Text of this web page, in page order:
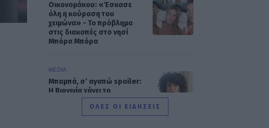
Οικονομάκου: «Έσκασε
όλη η κούραση του
χειμώνα» - Το πρόβλημα
στις διακοπές στο νησί
Μπόρα Μπόρα
MEDIA
Μπαμπά, σ’ αγαπώ spoiler:
Η Βιργινία χάνει το
νηπιαγωγείο
ΟΛΕΣ ΟΙ ΕΙΔΗΣΕΙΣ